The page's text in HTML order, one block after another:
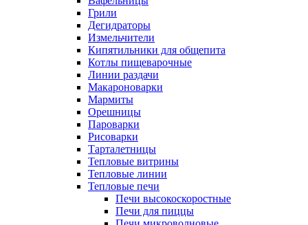
Грили
Дегидраторы
Измельчители
Кипятильники для общепита
Котлы пищеварочные
Линии раздачи
Макароноварки
Мармиты
Орешницы
Пароварки
Рисоварки
Тарталетницы
Тепловые витрины
Тепловые линии
Тепловые печи
Печи высокоскоростные
Печи для пиццы